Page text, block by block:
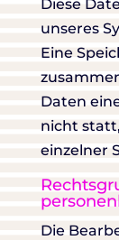
Diese
unseres
Eine
Daten
nicht
einzelner
Die